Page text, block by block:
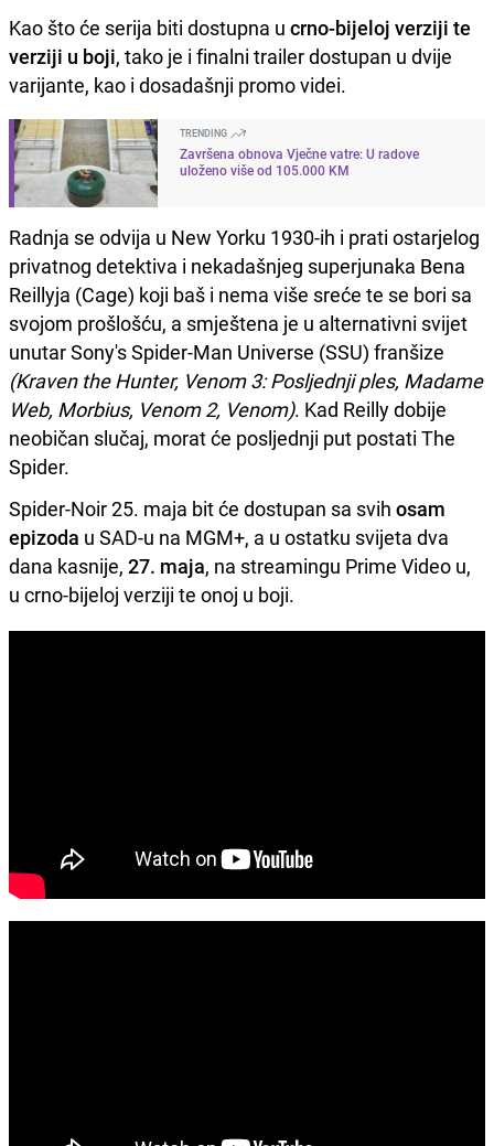
Kao što će serija biti dostupna u crno-bijeloj verziji te
verziji u boji, tako je i finalni trailer dostupan u dvije
varijante, kao i dosadašnji promo videi.
TRENDING
Završena obnova Vječne vatre: U radove
uloženo više od 105.000 KM
Radnja se odvija u New Yorku 1930-ih i prati ostarjelog
privatnog detektiva i nekadašnjeg superjunaka Bena
Reillyja (Cage) koji baš i nema više sreće te se bori sa
svojom prošlošću, a smještena je u alternativni svijet
unutar Sony's Spider-Man Universe (SSU) franšize
(Kraven the Hunter, Venom 3: Posljednji ples, Madame
Web, Morbius, Venom 2, Venom). Kad Reilly dobije
neobičan slučaj, morat će posljednji put postati The
Spider.
Spider-Noir 25. maja bit će dostupan sa svih osam
epizoda u SAD-u na MGM+, a u ostatku svijeta dva
dana kasnije, 27. maja, na streamingu Prime Video u,
u crno-bijeloj verziji te onoj u boji.